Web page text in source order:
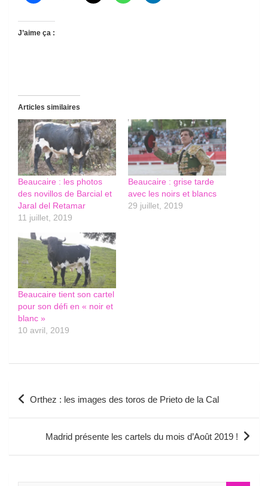
J’aime ça :
Articles similaires
Beaucaire : les photos
des novillos de Barcial et
Jaral del Retamar
11 juillet, 2019
Beaucaire : grise tarde
avec les noirs et blancs
29 juillet, 2019
Beaucaire tient son cartel
pour son défi en « noir et
blanc »
10 avril, 2019
Navigation
Orthez : les images des toros de Prieto de la Cal
Madrid présente les cartels du mois d’Août 2019 !